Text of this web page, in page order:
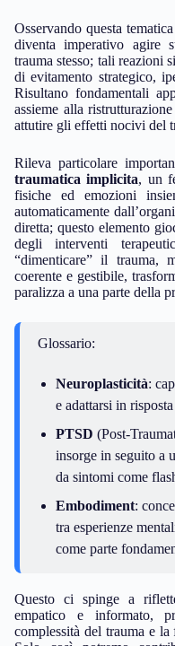
Osservando questa
diventa imperativo agire
trauma stesso; tali reazioni
di evitamento strategico,
Risultano fondamentali
assieme alla
attutire gli effetti nocivi del
Rileva particolare
traumatica implicita, un
fisiche ed emozioni
automaticamente
diretta; questo elemento
degli interventi
“dimenticare” il trauma,
coerente e gestibile,
paralizza a una parte della
Glossario:
Neuroplasticità:
e adattarsi in
PTSD (Post-
insorge in seguito a
da sintomi come
Embodiment:
tra esperienze
come parte
Questo ci spinge a
empatico e informato,
complessità del trauma e